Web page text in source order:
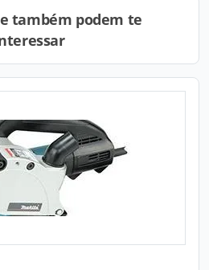
também podem te